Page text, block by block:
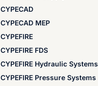
CYPECAD
CYPECAD MEP
CYPEFIRE
CYPEFIRE FDS
CYPEFIRE Hydraulic Systems
CYPEFIRE Pressure Systems